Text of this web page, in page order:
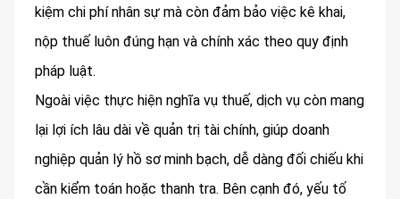
kiệm chi phí nhân sự mà còn đảm bảo việc kê khai,
nộp thuế luôn đúng hạn và chính xác theo quy định
pháp luật.
Ngoài việc thực hiện nghĩa vụ thuế, dịch vụ còn mang
lại lợi ích lâu dài về quản trị tài chính, giúp doanh
nghiệp quản lý hồ sơ minh bạch, dễ dàng đối chiếu khi
cần kiểm toán hoặc thanh tra. Bên cạnh đó, yếu tố